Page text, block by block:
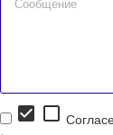
check_box check_box_outline_blank